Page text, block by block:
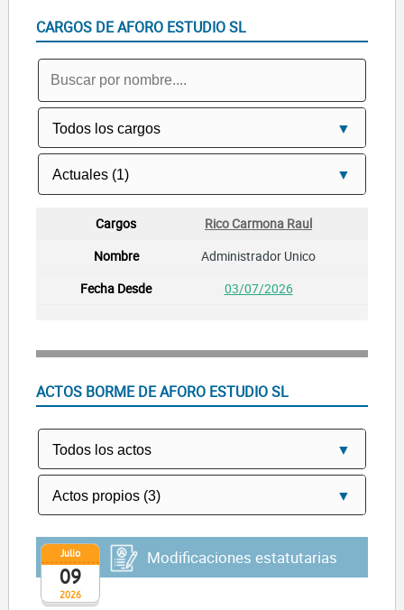
CARGOS DE AFORO ESTUDIO SL
Rico Carmona Raul
Administrador Unico
03/07/2026
ACTOS BORME DE AFORO ESTUDIO SL
2026
Julio
09
Modificaciones estatutarias